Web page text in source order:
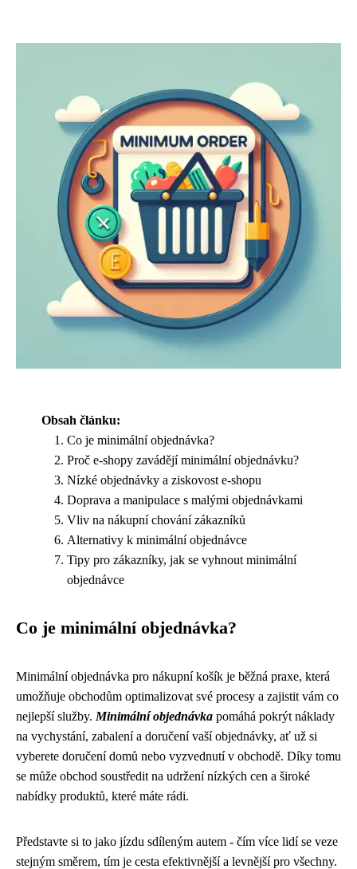
Obsah článku:
Co je minimální objednávka?
Proč e-shopy zavádějí minimální objednávku?
Nízké objednávky a ziskovost e-shopu
Doprava a manipulace s malými objednávkami
Vliv na nákupní chování zákazníků
Alternativy k minimální objednávce
Tipy pro zákazníky, jak se vyhnout minimální
objednávce
Co je minimální objednávka?
Minimální objednávka pro nákupní košík je běžná praxe, která
umožňuje obchodům optimalizovat své procesy a zajistit vám co
nejlepší služby. Minimální objednávka pomáhá pokrýt náklady
na vychystání, zabalení a doručení vaší objednávky, ať už si
vyberete doručení domů nebo vyzvednutí v obchodě. Díky tomu
se může obchod soustředit na udržení nízkých cen a široké
nabídky produktů, které máte rádi.
Představte si to jako jízdu sdíleným autem - čím více lidí se veze
stejným směrem, tím je cesta efektivnější a levnější pro všechny.